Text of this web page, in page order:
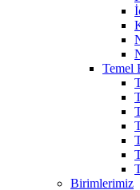
Temel
Birimlerimiz